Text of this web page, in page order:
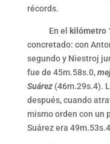
récords.
En el kilómetro
concretado: con
segundo y Niestroj
fue de 45m.58s.0,
Suárez(46m.29s.4).
después, cuando
mismo orden con un
Suárez era